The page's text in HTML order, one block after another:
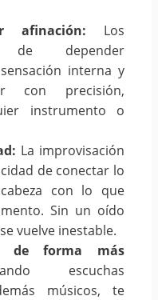
afinación: Los
de depender
interna y
con precisión,
instrumento o
La improvisación
de conectar lo
con lo que
Sin un oído
vuelve inestable.
de forma más
escuchas
músicos, te